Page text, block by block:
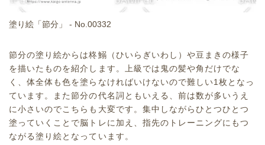
塗り絵「節分」 - No.00332
節分の塗り絵からは柊鰯（ひいらぎいわし）や豆まきの様子
を描いたものを紹介します。上級では鬼の髪や角だけでな
く、体全体も色を塗らなければいけないので難しい1枚となっ
ています。また節分の代名詞ともいえる、前は数が多いうえ
に小さいのでこちらも大変です。集中しながらひとつひとつ
塗っていくことで脳トレに加え、指先のトレーニングにもつ
ながる塗り絵となっています。